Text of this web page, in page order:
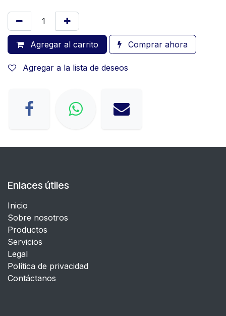
Agregar al carrito Comprar ahora
Agregar a la lista de deseos
Enlaces útiles
Inicio
Sobre nosotros
Productos
Servicios
Legal
​Política de privacidad
Contáctanos